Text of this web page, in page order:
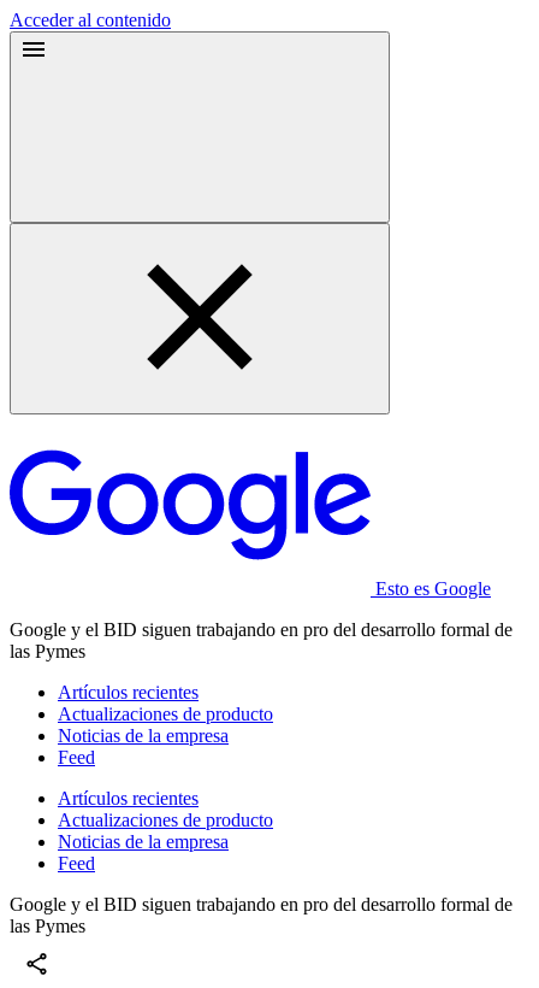
Acceder al contenido
Esto es Google
Google y el BID siguen trabajando en pro del desarrollo formal de
las Pymes
Artículos recientes
Actualizaciones de producto
Noticias de la empresa
Feed
Artículos recientes
Actualizaciones de producto
Noticias de la empresa
Feed
Google y el BID siguen trabajando en pro del desarrollo formal de
las Pymes